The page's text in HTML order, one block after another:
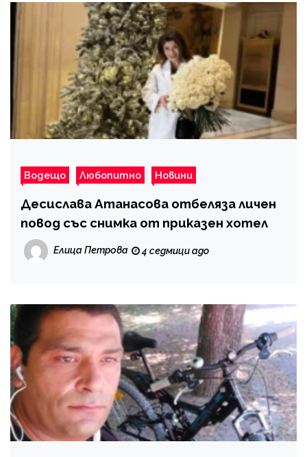
Водещо Любопитно Новини
Десислава Атанасова отбеляза личен
повод със снимка от приказен хотел
Елица Петрова 4 седмици ago